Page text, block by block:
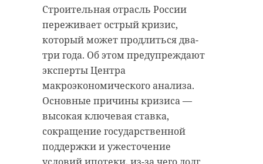
Строительная отрасль России
переживает острый кризис,
который может продлиться два-
три года. Об этом предупреждают
эксперты Центра
макроэкономического анализа.
Основные причины кризиса —
высокая ключевая ставка,
сокращение государственной
поддержки и ужесточение
Между Арменией и Белоруссией
разгорелся очередной
дипломатический конфликт.
Поводом для разногласий стали
заявления спикера парламента
Армении Алена Симоняна,
который противопоставил путь
своей страны белорусской модели.
Армянский парламентарий
подчеркнул, что его страна не
В поселке Цвелодубово
Рощинского городского поселения
Выборгского района Ленобласти 10
мая прошла экологическая акция,
участники которой заложили
новый кедровый парк. К высадке
саженцев присоединился депутат
Государственной думы РФ,
чемпион мира по боксу Николай
Валуев.